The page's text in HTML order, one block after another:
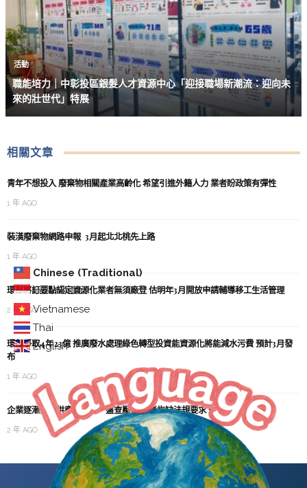
Chinese (Traditional)
Indonesian
Vietnamese
Thai
English
活動
職能培力｜中彰投區銀髮人才資源中心「迎接職場新潮流：迎向未
來的壯世代」特展
相關文章
青年不想投入 廢棄物相關產業高齡化 希望引進外籍人力 業者盼政策有彈性
1 年 AGO
裝潢廢棄物網路申報 3月起北北桃先上路
1 年 AGO
環部將訂要點認定資源化業者無須廠登 估明年3月開放申請輔導移工生活管理
2 年 AGO
環部爭取4年23億 推廣廢水處理綠色轉型投資能資源化將能減水污費 預計3月發
布
1 年 AGO
企業逐漸面臨供應鏈減碳、盤查壓力 業者指缺法規要求 環部將擴盤查對象
2 年 AGO